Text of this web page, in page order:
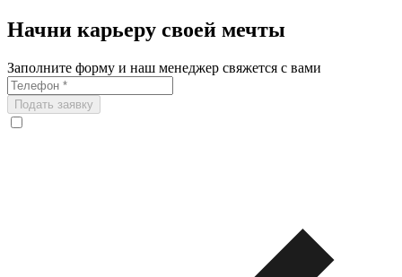
Начни карьеру своей мечты
Заполните форму и наш менеджер свяжется с вами
Подать заявку